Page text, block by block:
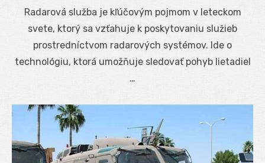
Radarová služba je kľúčovým pojmom v leteckom
svete, ktorý sa vzťahuje k poskytovaniu služieb
prostredníctvom radarových systémov. Ide o
technológiu, ktorá umožňuje sledovať pohyb lietadiel
…